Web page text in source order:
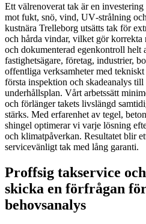
Ett välrenoverat tak är en
mot fukt, snö, vind, UV‑strålning
kustnära Trelleborg utsätts tak för
och hårda vindar, vilket gör
och dokumenterad egenkontroll helt
fastighetsägare, företag, industrier,
offentliga verksamheter med
första inspektion och skadeanalys
underhållsplan. Vårt arbetssätt
och förlänger takets livslängd
stärks. Med erfarenhet av tegel,
shingel optimerar vi varje lösning
och klimatpåverkan. Resultatet blir
servicevänligt tak med lång garanti.
Proffsig takservice
skicka en förfrågan
behovsanalys